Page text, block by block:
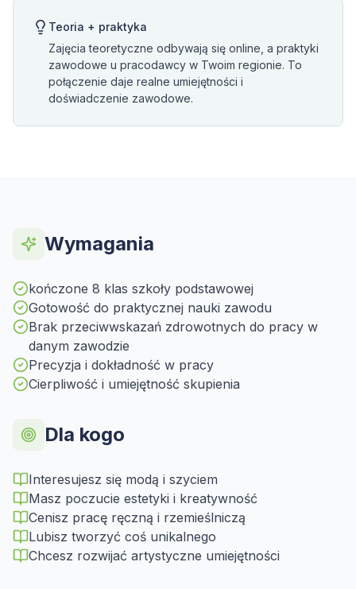
Teoria + praktyka
Zajęcia teoretyczne odbywają się online, a praktyki
zawodowe u pracodawcy w Twoim regionie. To
połączenie daje realne umiejętności i
doświadczenie zawodowe.
Wymagania
kończone 8 klas szkoły podstawowej
Gotowość do praktycznej nauki zawodu
Brak przeciwwskazań zdrowotnych do pracy w
danym zawodzie
Precyzja i dokładność w pracy
Cierpliwość i umiejętność skupienia
Dla kogo
Interesujesz się modą i szyciem
Masz poczucie estetyki i kreatywność
Cenisz pracę ręczną i rzemieślniczą
Lubisz tworzyć coś unikalnego
Chcesz rozwijać artystyczne umiejętności